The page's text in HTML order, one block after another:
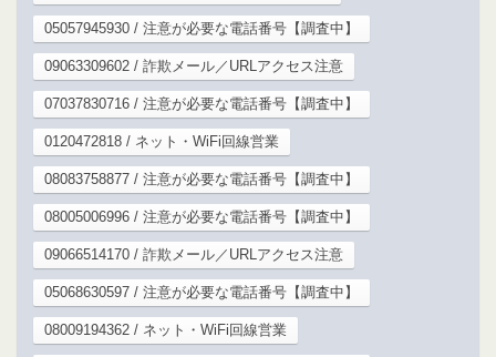
05057945930 / 注意が必要な電話番号【調査中】
09063309602 / 詐欺メール／URLアクセス注意
07037830716 / 注意が必要な電話番号【調査中】
0120472818 / ネット・WiFi回線営業
08083758877 / 注意が必要な電話番号【調査中】
08005006996 / 注意が必要な電話番号【調査中】
09066514170 / 詐欺メール／URLアクセス注意
05068630597 / 注意が必要な電話番号【調査中】
08009194362 / ネット・WiFi回線営業